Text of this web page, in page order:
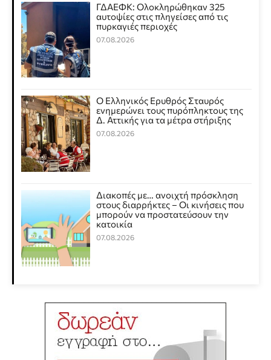
ΓΔΑΕΦΚ: Ολοκληρώθηκαν 325
αυτοψίες στις πληγείσες από τις
πυρκαγιές περιοχές
07.08.2026
Ο Ελληνικός Ερυθρός Σταυρός
ενημερώνει τους πυρόπληκτους της
Δ. Αττικής για τα μέτρα στήριξης
07.08.2026
Διακοπές με… ανοιχτή πρόσκληση
στους διαρρήκτες – Οι κινήσεις που
μπορούν να προστατεύσουν την
κατοικία
07.08.2026